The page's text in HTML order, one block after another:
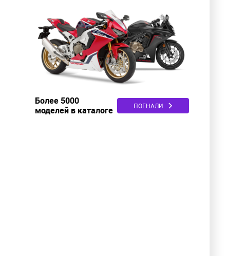
Более 5000
моделей в каталоге
ПОГНАЛИ